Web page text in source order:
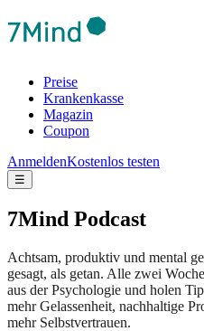
Preise
Krankenkasse
Magazin
Coupon
AnmeldenKostenlos testen
☰
7Mind Podcast
Achtsam, produktiv und mental
gesagt, als getan. Alle zwei
aus der Psychologie und holen
mehr Gelassenheit, nachhaltige
mehr Selbstvertrauen.